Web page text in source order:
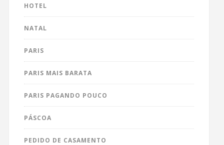
HOTEL
NATAL
PARIS
PARIS MAIS BARATA
PARIS PAGANDO POUCO
PÁSCOA
PEDIDO DE CASAMENTO